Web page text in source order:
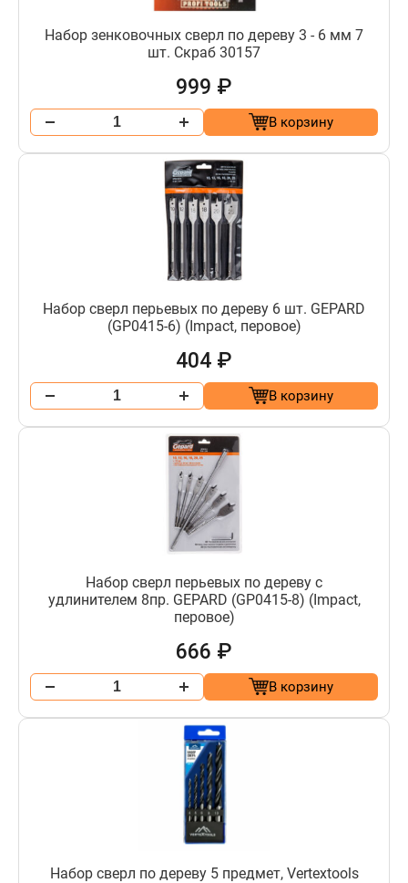
Набор зенковочных сверл по дереву 3 - 6 мм 7
шт. Скраб 30157
999 ₽
В корзину
Набор сверл перьевых по дереву 6 шт. GEPARD
(GP0415-6) (Impact, перовое)
404 ₽
В корзину
Набор сверл перьевых по дереву с
удлинителем 8пр. GEPARD (GP0415-8) (Impact,
перовое)
666 ₽
В корзину
Набор сверл по дереву 5 предмет, Vertextools